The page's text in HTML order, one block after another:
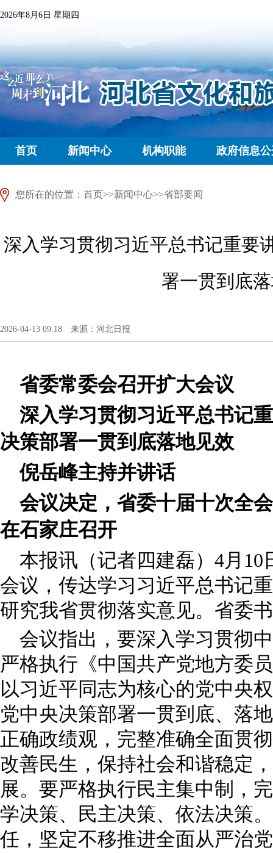
2026年8月6日 星期四
首页 新闻中心 机构职能 政府信息
您所在的位置： 首页>>新闻中心>>省部要闻
深入学习贯彻习近平总书记重要
署一贯到底
2026-04-13 09:18 来源：河北日报
省委常委会召开扩大会议
深入学习贯彻习近平总书记
决策部署一贯到底落地见效
倪岳峰主持并讲话
会议决定，省委十届十次全
在石家庄召开
本报讯（记者四建磊）4月
会议，传达学习习近平总书记
研究我省贯彻落实意见。省委
会议指出，要深入学习贯彻
严格执行《中国共产党地方委
以习近平同志为核心的党中央
党中央决策部署一贯到底、落
正确政绩观，完整准确全面贯
改善民生，保持社会和谐稳定
展。要严格执行民主集中制，
学决策、民主决策、依法决策
任，坚定不移推进全面从严治